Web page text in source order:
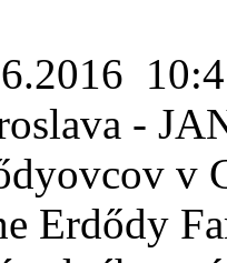
-
v
Erdődy